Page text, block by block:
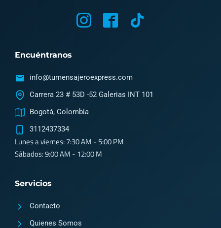
M
o
n
-
n
s
M
o
n
a
T
k
Servicios
Contacto
Quienes Somos
Encuéntranos
info@tumensajeroexpress.com
Carrera 23 # 53D -52 Galerias INT 101
Bogotá, Colombia
3112437334
Lunes a viernes: 7:30 AM - 5:00 PM
Sábados: 9:00 AM - 12:00 M